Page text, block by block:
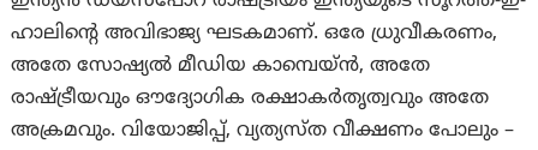
ഹാലിന്റെ അവിഭാജ്യ ഘടകമാണ്. ഒരേ ധ്രുവീകരണം,
അതേ സോഷ്യൽ മീഡിയ കാമ്പെയ്‌ൻ, അതേ
രാഷ്ട്രീയവും ഔദ്യോഗിക രക്ഷാകർതൃത്വവും അതേ
അക്രമവും. വിയോജിപ്പ്, വ്യത്യസ്‌ത വീക്ഷണം പോലും –